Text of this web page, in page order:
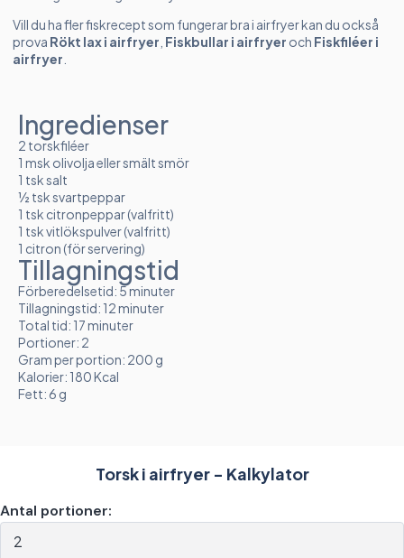
Vill du ha fler fiskrecept som fungerar bra i airfryer kan du också
prova Rökt lax i airfryer Fiskbullar i airfryer och Fiskfiléer i
airfryer
Ingredienser
2 torskfiléer
1 msk olivolja eller smält smör
1 tsk salt
½ tsk svartpeppar
1 tsk citronpeppar (valfritt)
1 tsk vitlökspulver (valfritt)
1 citron (för servering)
Tillagningstid
Förberedelsetid: 5 minuter
Tillagningstid: 12 minuter
Total tid: 17 minuter
Portioner: 2
Gram per portion: 200 g
Kalorier: 180 Kcal
Fett: 6 g
Torsk i airfryer - Kalkylator
Antal portioner: